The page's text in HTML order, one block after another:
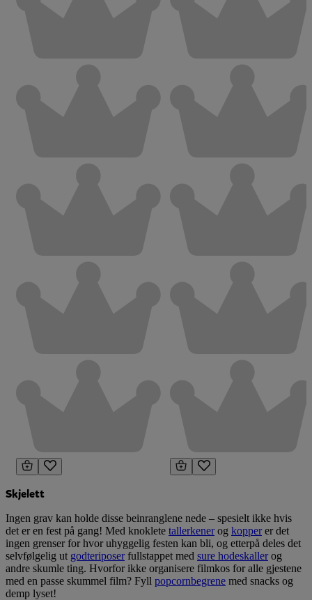
Skjelett
Ingen grav kan holde disse beinranglene nede – spesielt ikke hvis
det er en fest på gang! Med knoklete tallerkenerog kopperer det
ingen grenser for hvor uhyggelig festen kan bli, og etterpå deles det
selvfølgelig ut godteriposerfullstappet med sure hodeskallerog
andre skumle ting. Hvorfor ikke organisere filmkos for alle gjestene
med en passe skummel film? Fyll popcornbegrene med snacks og
demp lyset!